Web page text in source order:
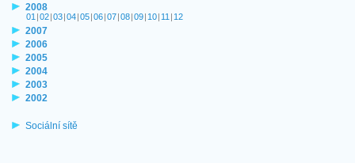
2008
01 |02|03|04|05|06|07|08|09| 10| 11 | 12
2007
2006
2005
2004
2003
2002
Sociální sítě